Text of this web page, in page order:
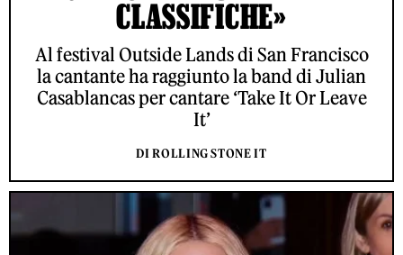
CLASSIFICHE»
Al festival Outside Lands di San Francisco
la cantante ha raggiunto la band di Julian
Casablancas per cantare ‘Take It Or Leave
It’
DI ROLLING STONE IT